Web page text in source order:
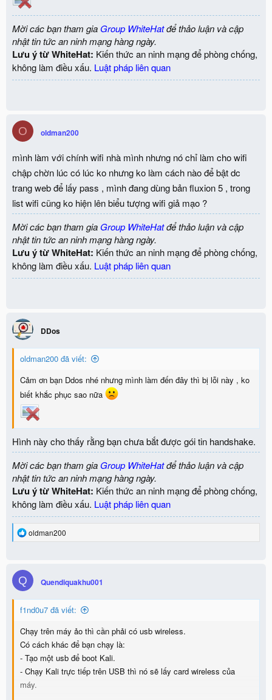
Mời các bạn tham gia Group WhiteHatđể thảo luận và cập
nhật tin tức an ninh mạng hàng ngày.
Lưu ý từ WhiteHat: Kiến thức an ninh mạng để phòng chống,
không làm điều xấu. Luật pháp liên quan
O oldman200
mình làm với chính wifi nhà mình nhưng nó chỉ làm cho wifi
chập chờn lúc có lúc ko nhưng ko làm cách nào để bật dc
trang web để lấy pass , mình đang dùng bản fluxion 5 , trong
list wifi cũng ko hiện lên biểu tượng wifi giả mạo ?
Mời các bạn tham gia Group WhiteHatđể thảo luận và cập
nhật tin tức an ninh mạng hàng ngày.
Lưu ý từ WhiteHat: Kiến thức an ninh mạng để phòng chống,
không làm điều xấu. Luật pháp liên quan
DDos
oldman200 đã viết:
Cảm ơn bạn Ddos nhé nhưng mình làm đến đây thì bị lỗi này , ko
biết khắc phục sao nữa
Hình này cho thấy rằng bạn chưa bắt được gói tin handshake.
Mời các bạn tham gia Group WhiteHatđể thảo luận và cập
nhật tin tức an ninh mạng hàng ngày.
Lưu ý từ WhiteHat: Kiến thức an ninh mạng để phòng chống,
không làm điều xấu. Luật pháp liên quan
R
t
o
n
s
oldman200
Q Quendiquakhu001
f1nd0u7 đã viết:
Chạy trên máy ảo thì cần phải có usb wireless.
Có cách khác để bạn chạy là:
- Tạo một usb để boot Kali.
- Chạy Kali trực tiếp trên USB thì nó sẽ lấy card wireless của
máy.